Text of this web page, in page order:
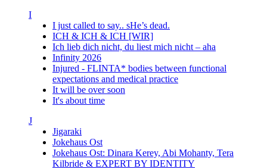
I
I just called to say.. sHe’s dead.
ICH & ICH & ICH [WIR]
Ich lieb dich nicht, du liest mich nicht – aha
Infinity 2026
Injured - FLINTA* bodies between functional
expectations and medical practice
It will be over soon
It's about time
J
Jigaraki
Jokehaus Ost
Jokehaus Ost: Dinara Kerey, Abi Mohanty, Tera
Kilbride & EXPERT BY IDENTITY